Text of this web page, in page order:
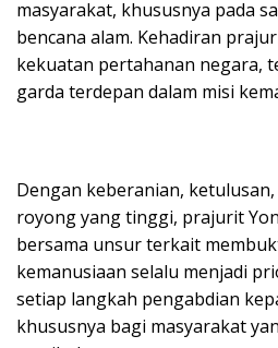
masyarakat, khususnya pada
bencana alam. Kehadiran
kekuatan pertahanan negara,
garda terdepan dalam misi
Dengan keberanian,
royong yang tinggi, prajurit
bersama unsur terkait
kemanusiaan selalu menjadi
setiap langkah pengabdian
khususnya bagi masyarakat